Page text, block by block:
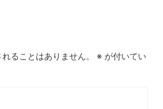
ることはありません。 ※ が付いてい